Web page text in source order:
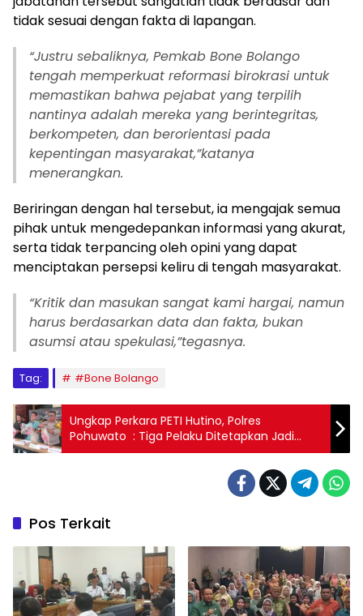
tidak sesuai dengan fakta di lapangan.
“Justru sebaliknya, Pemkab Bone Bolango
tengah memperkuat reformasi birokrasi untuk
memastikan bahwa pejabat yang terpilih
nantinya adalah mereka yang berintegritas,
berkompeten, dan berorientasi pada
kepentingan masyarakat,”katanya
menerangkan.
Beriringan dengan hal tersebut, ia mengajak semua
pihak untuk mengedepankan informasi yang akurat,
serta tidak terpancing oleh opini yang dapat
menciptakan persepsi keliru di tengah masyarakat.
“Kritik dan masukan sangat kami hargai, namun
harus berdasarkan data dan fakta, bukan
asumsi atau spekulasi,”tegasnya.
Tag: #Bone Bolango
Ungkap Perkara PETI Hutino, Polres
Pohuwato : Tiga Pelaku Ditetapkan Jadi
Tersangka
Pos Terkait